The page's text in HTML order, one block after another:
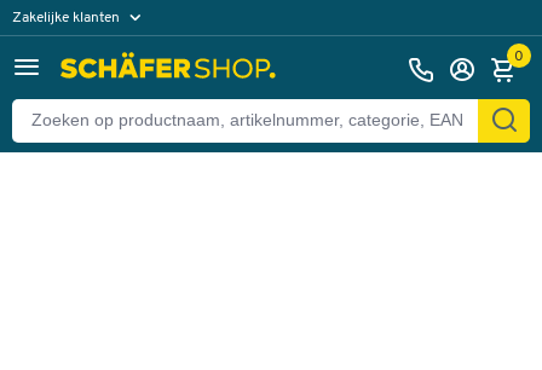
Zakelijke klanten
Particuliere klanten 0
Terug